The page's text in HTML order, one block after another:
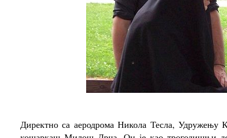
Директно са аеродрома Никола Тесла,